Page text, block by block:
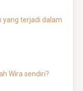
yang terjadi dalam
Wira sendiri?